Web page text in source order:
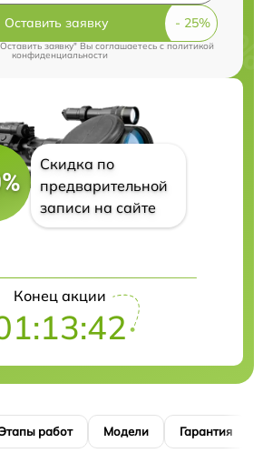
Оставить заявку
заявку" Вы соглашаетесь cполитикой
конфиденциальности
Скидка по
предварительной
записи на сайте
Конец акции
работ Модели Гарантия